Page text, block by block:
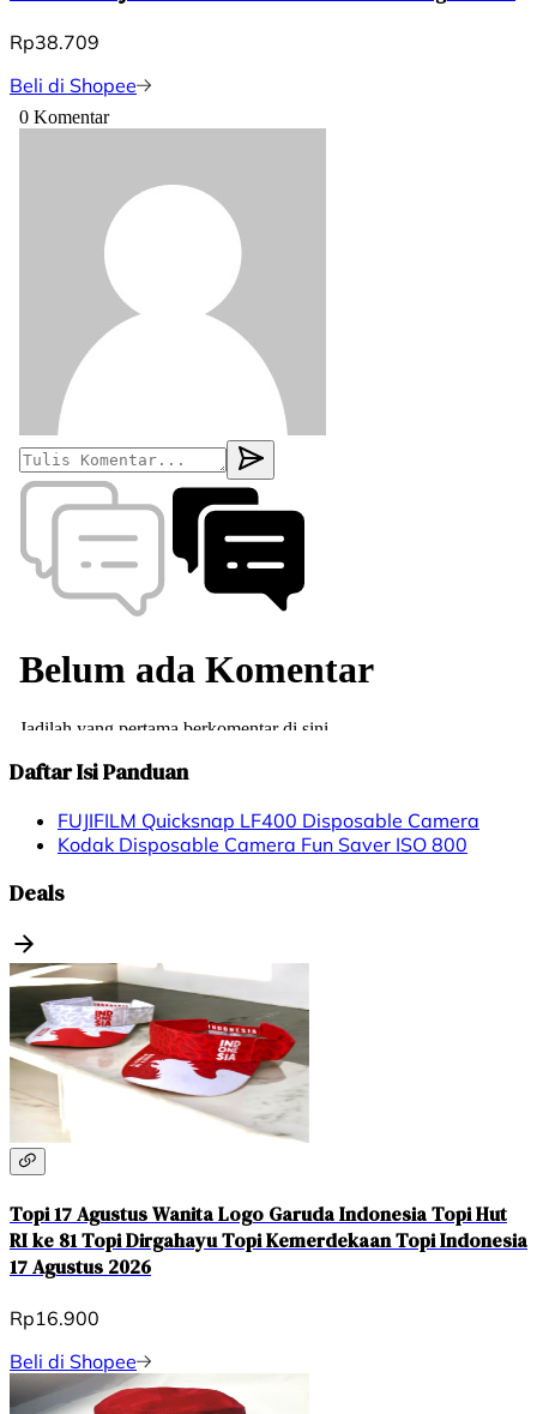
Rp38.709
Beli di Shopee
Daftar Isi Panduan
FUJIFILM Quicksnap LF400 Disposable Camera
Kodak Disposable Camera Fun Saver ISO 800
Deals
Topi 17 Agustus Wanita Logo Garuda Indonesia Topi Hut
RI ke 81 Topi Dirgahayu Topi Kemerdekaan Topi Indonesia
17 Agustus 2026
Rp16.900
Beli di Shopee